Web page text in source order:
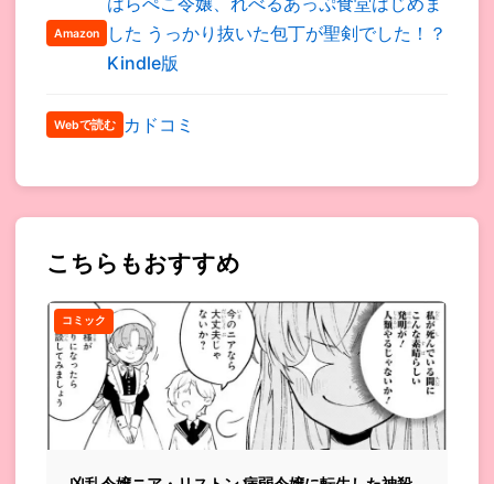
Amazon
した うっかり抜いた包丁が聖剣でした！？
Kindle版
Webで読む カドコミ
こちらもおすすめ
コミック